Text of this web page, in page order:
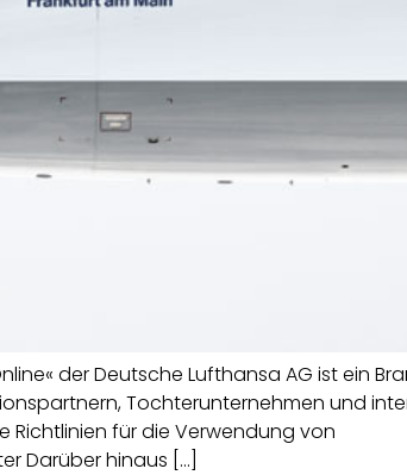
der Deutsche Lufthansa AG ist ein
Tochterunternehmen und
für die Verwendung von
Darüber hinaus […]